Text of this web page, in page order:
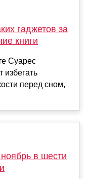
гаджетов за
книги
Суарес
избегать
перед сном,
в шести